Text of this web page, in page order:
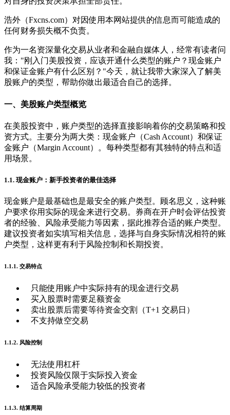
浩外（Fxcns.com）对因使用本网站提供的信息而可能造成的
任何财务损失概不负责。
作为一名资深量化交易从业者和金融自媒体人，经常有读者问
我："刚入门美股投资，应该开通什么类型的账户？现金账户
和保证金账户有什么区别？"今天，就让我带大家深入了解美
股账户的类型，帮助你做出最适合自己的选择。
一、美股账户类型概览
在美股投资中，账户类型的选择直接影响着你的交易策略和投
资方式。主要分为两大类：现金账户（Cash Account）和保证
金账户（Margin Account）。每种类型都有其独特的特点和适
用场景。
1.1. 现金账户：新手投资者的最佳选择
现金账户是最基础也是最安全的账户类型。顾名思义，这种账
户要求你用实际的现金来进行交易。券商在开户时会评估投资
者的经验、风险承受能力等因素，据此推荐合适的账户类型。
建议投资者如实填写相关信息，选择与自身实际情况相符的账
户类型，这样更有利于风险控制和长期投资。
1.1.1. 交易特点
只能使用账户中实际持有的现金进行交易
买入股票时需要足额资金
卖出股票后需要等待资金交割（T+1 交易日）
不支持做空交易
1.1.2. 风险控制
无法使用杠杆
投资风险仅限于实际投入资金
适合风险承受能力较低的投资者
1.1.3. 结算周期